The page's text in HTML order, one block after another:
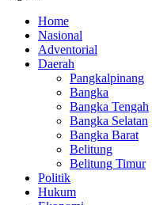
Home
Nasional
Adventorial
Daerah
Pangkalpinang
Bangka
Bangka Tengah
Bangka Selatan
Bangka Barat
Belitung
Belitung Timur
Politik
Hukum